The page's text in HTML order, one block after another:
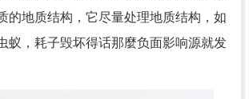
的地质结构，它尽量处理地质结构，如
蚁，耗子毁坏得话那麼负面影响源就发